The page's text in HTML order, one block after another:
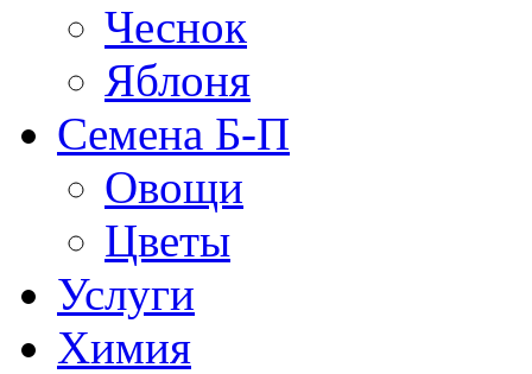
Чеснок
Яблоня
Семена Б-П
Овощи
Цветы
Услуги
Химия